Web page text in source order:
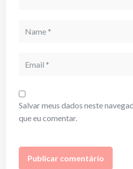
Salvar meus dados neste
que eu comentar.